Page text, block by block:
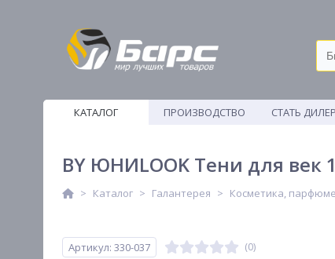
КАТАЛОГ
ПРОИЗВОДСТВО
СТАТЬ
BY ЮНИLOOK Тени для век
Каталог Галантерея Косметика,
Артикул: 330-037 (0)